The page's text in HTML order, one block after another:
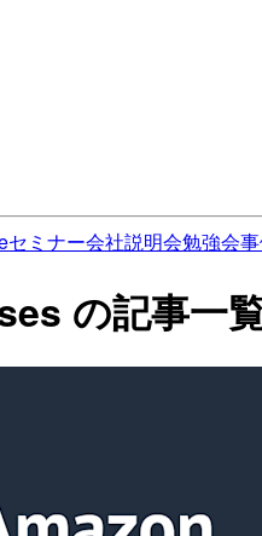
セミナー会社説明会勉強会
の記事一